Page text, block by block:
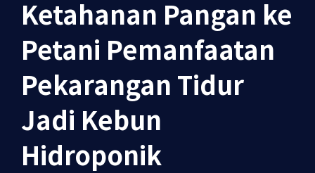
Ketahanan Pangan ke
Petani Pemanfaatan
Pekarangan Tidur
Jadi Kebun
Hidroponik